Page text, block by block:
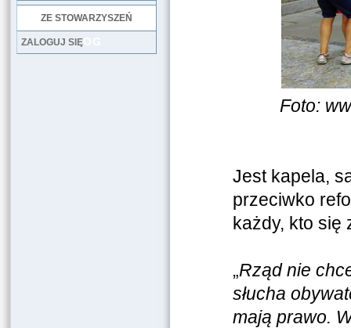
ZE STOWARZYSZEŃ
LOG
ZALOGUJ SIĘ
Foto:
Jest kapela,
przeciwko
każdy, kto się
„Rząd nie
słucha
mają prawo.